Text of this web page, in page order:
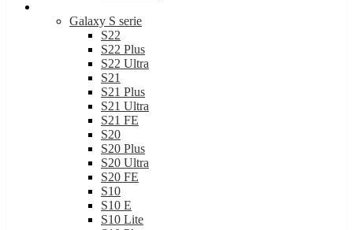
Galaxy S serie
S22
S22 Plus
S22 Ultra
S21
S21 Plus
S21 Ultra
S21 FE
S20
S20 Plus
S20 Ultra
S20 FE
S10
S10 E
S10 Lite